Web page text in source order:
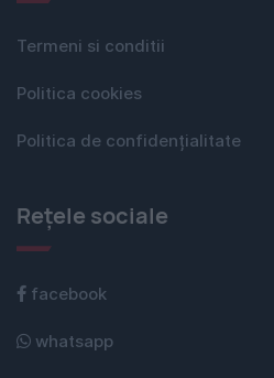
Termeni si conditii
Politica cookies
Politica de confidențialitate
Rețele sociale
facebook
whatsapp